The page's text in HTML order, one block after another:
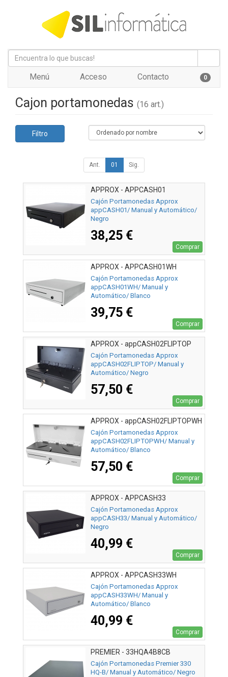
Menú Acceso Contacto 0
Cajon portamonedas (16 art.)
Filtro
Ant. 01 Sig.
APPROX - APPCASH01
Cajón Portamonedas Approx
appCASH01/ Manual y Automático/
Negro
38,25 €
Comprar
APPROX - APPCASH01WH
Cajón Portamonedas Approx
appCASH01WH/ Manual y
Automático/ Blanco
39,75 €
Comprar
APPROX - appCASH02FLIPTOP
Cajón Portamonedas Approx
appCASH02FLIPTOP/ Manual y
Automático/ Negro
57,50 €
Comprar
APPROX - appCASH02FLIPTOPWH
Cajón Portamonedas Approx
appCASH02FLIPTOPWH/ Manual y
Automático/ Blanco
57,50 €
Comprar
APPROX - APPCASH33
Cajón Portamonedas Approx
appCASH33/ Manual y Automático/
Negro
40,99 €
Comprar
APPROX - APPCASH33WH
Cajón Portamonedas Approx
appCASH33WH/ Manual y
Automático/ Blanco
40,99 €
Comprar
PREMIER - 33HQA4B8CB
Cajón Portamonedas Premier 330
HQ-B/ Manual y Automático/ Negro